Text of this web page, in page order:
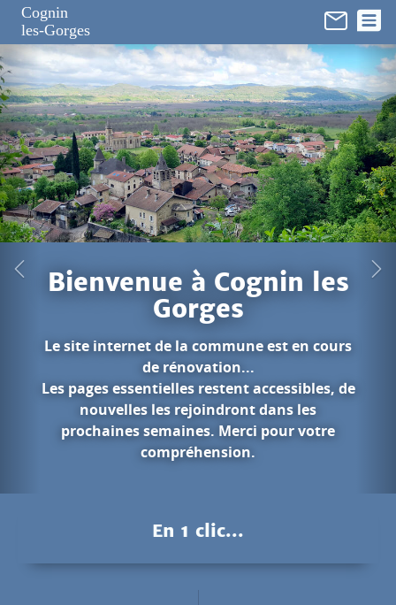
Cognin
les-Gorges
les
est en cours
accessibles, de
dans les
pour votre
Les gorges
Pendant des millions
pour rejoindre la rivière
En 1 clic...
Panneau de gestion des cookies